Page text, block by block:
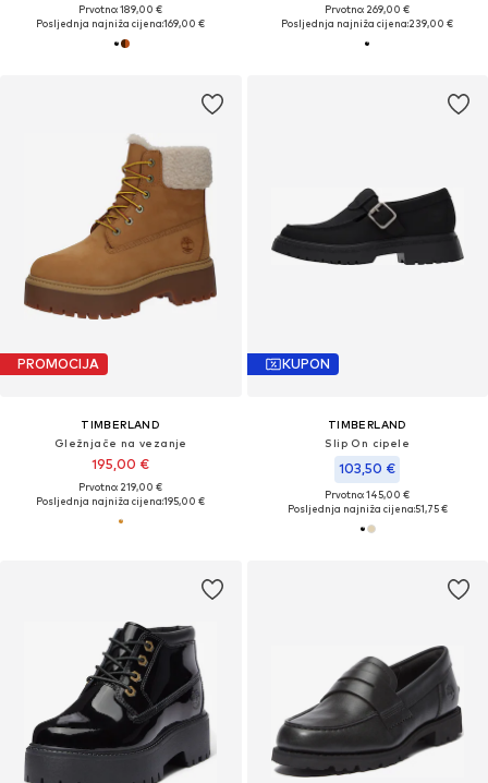
Prvotno: 189,00 €
Posljednja najniža cijena:169,00 €
Prvotno: 269,00 €
Posljednja najniža cijena:239,00 €
PROMOCIJA
TIMBERLAND
Gležnjače na vezanje
195,00 €
Prvotno: 219,00 €
Posljednja najniža cijena:195,00 €
KUPON
TIMBERLAND
Slip On cipele
103,50 €
Prvotno: 145,00 €
Posljednja najniža cijena:51,75 €